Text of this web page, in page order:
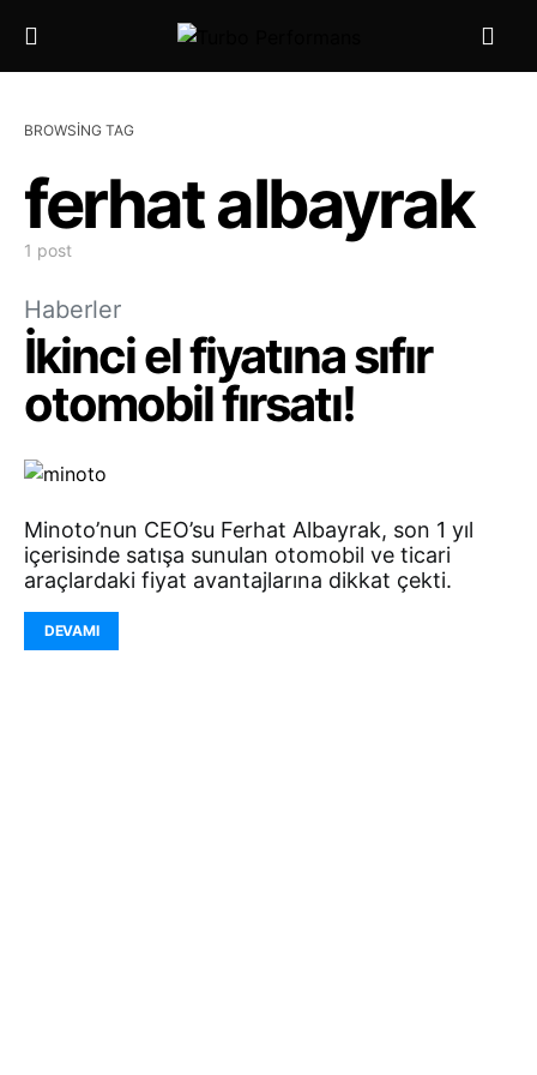
BROWSING TAG
ferhat albayrak
1 post
Haberler
İkinci el fiyatına sıfır
otomobil fırsatı!
Minoto’nun CEO’su Ferhat Albayrak, son 1 yıl
içerisinde satışa sunulan otomobil ve ticari
araçlardaki fiyat avantajlarına dikkat çekti.
DEVAMI